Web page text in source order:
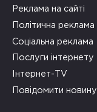
Реклама на сайті
Політична реклама
Соціальна реклама
Послуги інтернету
Інтернет-TV
Повідомити новину